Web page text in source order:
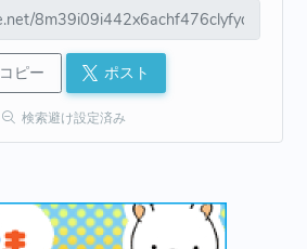
コピー ポスト
検索避け設定済み